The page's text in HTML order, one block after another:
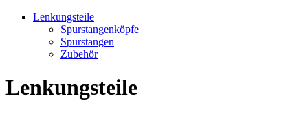
Lenkungsteile
Spurstangenköpfe
Spurstangen
Zubehör
Lenkungsteile